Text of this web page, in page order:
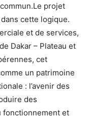
projet
cette logique.
et de services,
Dakar – Plateau et
cet
un patrimoine
: l’avenir des
des
fonctionnement et